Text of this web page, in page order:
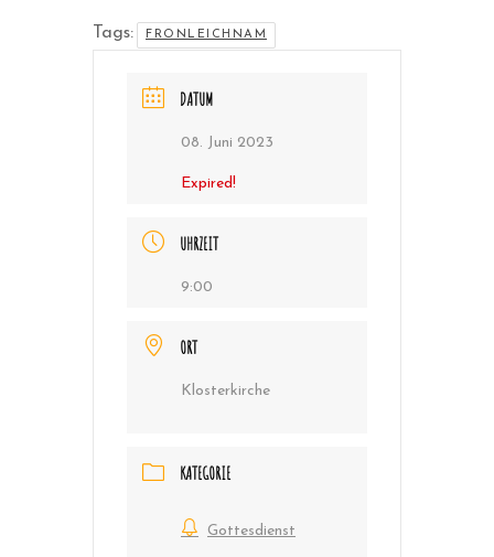
Tags: FRONLEICHNAM
DATUM
08. Juni 2023
Expired!
UHRZEIT
9:00
ORT
Klosterkirche
KATEGORIE
Gottesdienst